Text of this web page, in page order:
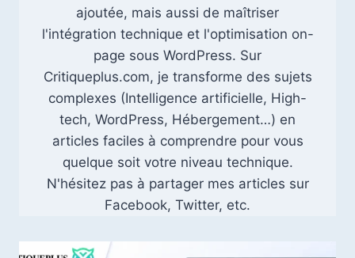
ajoutée, mais aussi de maîtriser
l'intégration technique et l'optimisation on-
page sous WordPress. Sur
Critiqueplus.com, je transforme des sujets
complexes (Intelligence artificielle, High-
tech, WordPress, Hébergement…) en
articles faciles à comprendre pour vous
quelque soit votre niveau technique.
N'hésitez pas à partager mes articles sur
Facebook, Twitter, etc.